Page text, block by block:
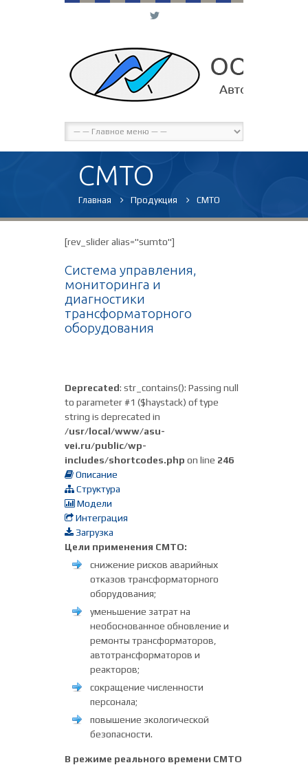
L
СМТО
Главная Продукция СМТО
[rev_slider alias="sumto"]
Система управления,
мониторинга и
диагностики
трансформаторного
оборудования
Deprecated: str_contains(): Passing null
to parameter #1 ($haystack) of type
string is deprecated in
/usr/local/www/asu-
vei.ru/public/wp-
includes/shortcodes.php on line 246
Описание
Структура
Модели
Интеграция
Загрузка
Цели применения СМТО:
снижение рисков аварийных
отказов трансформаторного
оборудования;
уменьшение затрат на
необоснованное обновление и
ремонты трансформаторов,
автотрансформаторов и
реакторов;
сокращение численности
персонала;
повышение экологической
безопасности.
В режиме реального времени СМТО